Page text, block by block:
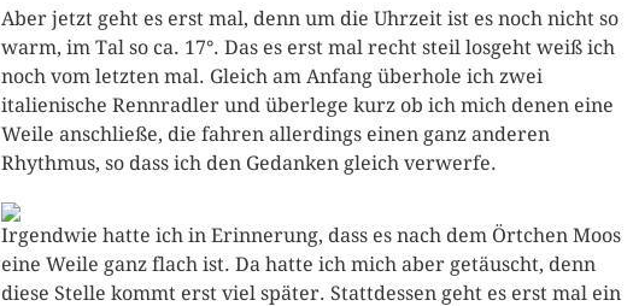
Aber jetzt geht es erst mal, denn um die Uhrzeit ist es noch nicht so
warm, im Tal so ca. 17°. Das es erst mal recht steil losgeht weiß ich
noch vom letzten mal. Gleich am Anfang überhole ich zwei
italienische Rennradler und überlege kurz ob ich mich denen eine
Weile anschließe, die fahren allerdings einen ganz anderen
Rhythmus, so dass ich den Gedanken gleich verwerfe.
Irgendwie hatte ich in Erinnerung, dass es nach dem Örtchen Moos
eine Weile ganz flach ist. Da hatte ich mich aber getäuscht, denn
diese Stelle kommt erst viel später. Stattdessen geht es erst mal ein